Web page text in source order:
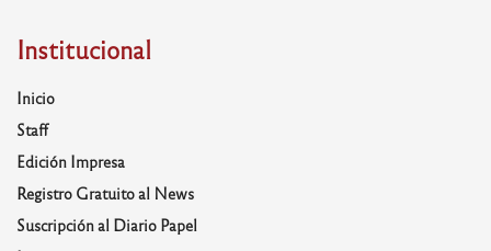
Institucional
Inicio
Staff
Edición Impresa
Registro Gratuito al News
Suscripción al Diario Papel